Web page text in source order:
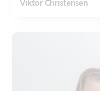
Viktor Christensen